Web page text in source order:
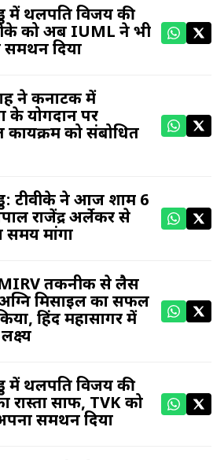
में थलपति विजय की
को अब IUML ने भी
समर्थन दिया
ने कर्नाटक में
के योगदान पर
को संबोधित
टीवीके ने आज शाम 6
राजेंद्र अर्लेकर से
समय मांगा
तकनीक से लैस
मिसाइल का सफल
हिंद महासागर में
में थलपति विजय की
रास्ता साफ, TVK को
समर्थन दिया